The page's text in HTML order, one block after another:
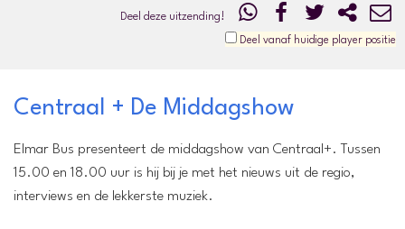
Deel deze uitzending!
Deel vanaf huidige player positie
Centraal + De Middagshow
Elmar Bus presenteert de middagshow van Centraal+. Tussen
15.00 en 18.00 uur is hij bij je met het nieuws uit de regio,
interviews en de lekkerste muziek.